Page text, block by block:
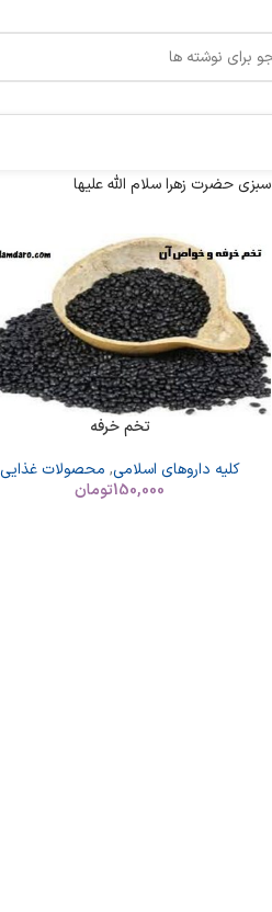
سبزی حضرت زهرا سلام الله علیها
تخم خرفه
کلیه داروهای اسلامی, محصولات غذایی
150,000تومان